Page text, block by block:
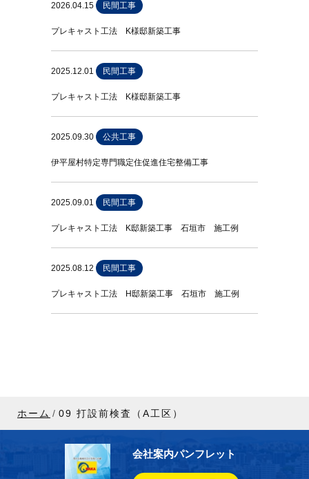
2026.04.15 民間工事
プレキャスト工法 K様邸新築工事
2025.12.01 民間工事
プレキャスト工法 K様邸新築工事
2025.09.30 公共工事
伊平屋村特定専門職定住促進住宅整備工事
2025.09.01 民間工事
プレキャスト工法 K邸新築工事 石垣市 施工例
2025.08.12 民間工事
プレキャスト工法 H邸新築工事 石垣市 施工例
ホーム 09 打設前検査（A工区）
会社案内パンフレット